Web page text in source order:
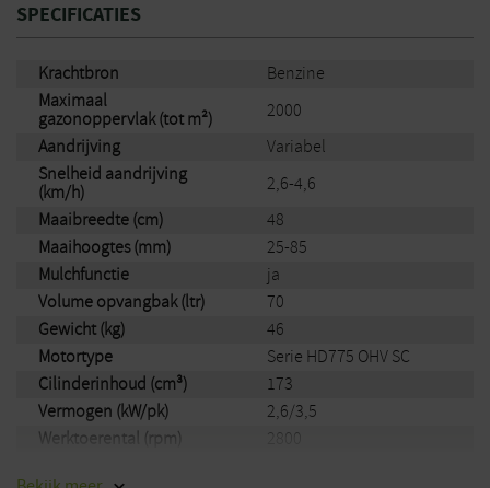
SPECIFICATIES
Krachtbron
Benzine
Maximaal
gazonoppervlak (tot m²)
2000
Aandrijving
Variabel
Snelheid aandrijving
(km/h)
2,6-4,6
Maaibreedte (cm)
48
Maaihoogtes (mm)
25-85
Mulchfunctie
ja
Volume opvangbak (ltr)
70
Gewicht (kg)
46
Motortype
Serie HD775 OHV SC
Cilinderinhoud (cm³)
173
Vermogen (kW/pk)
2,6/3,5
Werktoerental (rpm)
2800